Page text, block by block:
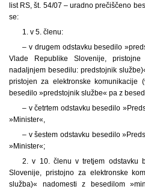
list RS, št. 54/07 – uradno prečiščeno
se:
1. v 5. členu:
– v drugem odstavku besedilo
Vlade Republike Slovenije,
nadaljnjem besedilu: predstojnik
pristojen za elektronske komunikacije
besedilo »predstojnik službe« pa z
– v četrtem odstavku besedilo
»Minister«,
– v šestem odstavku besedilo
»Minister«;
2. v 10. členu v tretjem odstavku
Slovenije, pristojno za elektronske
služba)« nadomesti z besedilom